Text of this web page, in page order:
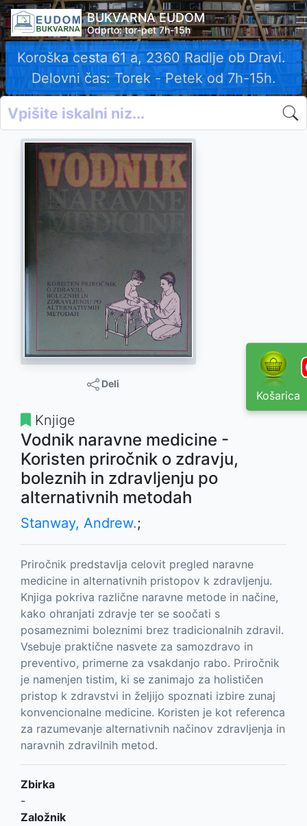
BUKVARNA EUDOM
Odprto: tor-pet 7h-15h
Koroška cesta 61 a, 2360 Radlje ob Dravi.
Delovni čas: Torek - Petek od 7h-15h.
Košarica
Deli
Knjige
Vodnik naravne medicine -
Koristen priročnik o zdravju,
boleznih in zdravljenju po
alternativnih metodah
Stanway, Andrew.;
Priročnik predstavlja celovit pregled naravne
medicine in alternativnih pristopov k zdravljenju.
Knjiga pokriva različne naravne metode in načine,
kako ohranjati zdravje ter se soočati s
posameznimi boleznimi brez tradicionalnih zdravil.
Vsebuje praktične nasvete za samozdravo in
preventivo, primerne za vsakdanjo rabo. Priročnik
je namenjen tistim, ki se zanimajo za holističen
pristop k zdravstvi in željijo spoznati izbire zunaj
konvencionalne medicine. Koristen je kot referenca
za razumevanje alternativnih načinov zdravljenja in
naravnih zdravilnih metod.
Zbirka
-
Založnik